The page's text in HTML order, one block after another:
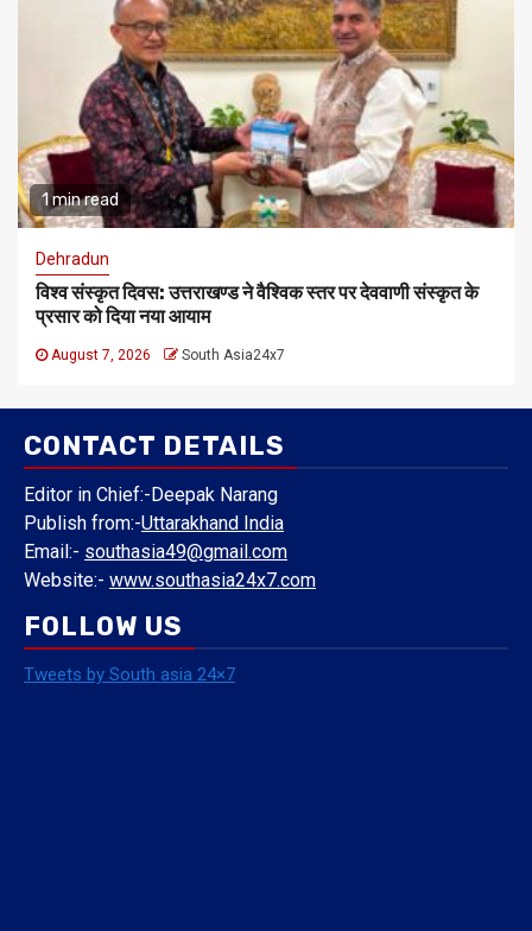
1 min read
Dehradun
विश्व संस्कृत दिवस: उत्तराखण्ड ने वैश्विक स्तर पर देववाणी संस्कृत के
प्रसार को दिया नया आयाम
August 7, 2026 South Asia24x7
CONTACT DETAILS
Editor in Chief:-Deepak Narang
Publish from:-Uttarakhand India
Email:- southasia49@gmail.com
Website:- www.southasia24x7.com
FOLLOW US
Tweets by South asia 24×7